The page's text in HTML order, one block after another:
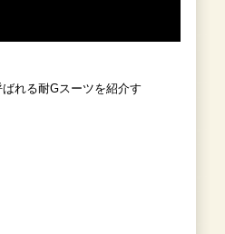
れる耐Gスーツを紹介す